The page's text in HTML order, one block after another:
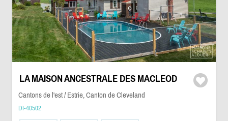
LA MAISON ANCESTRALE DES MACLEOD
Cantons de l'est / Estrie, Canton de Cleveland
DI-40502